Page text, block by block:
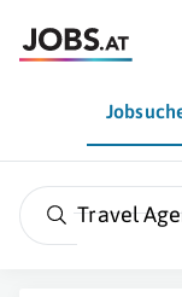
Travel